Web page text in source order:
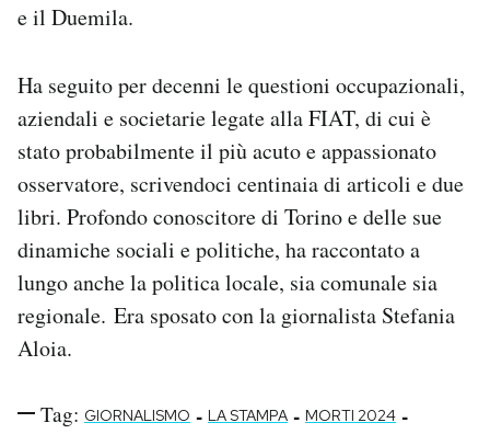
e il Duemila.
Ha seguito per decenni le questioni occupazionali,
aziendali e societarie legate alla FIAT, di cui è
stato probabilmente il più acuto e appassionato
osservatore, scrivendoci centinaia di articoli e due
libri. Profondo conoscitore di Torino e delle sue
dinamiche sociali e politiche, ha raccontato a
lungo anche la politica locale, sia comunale sia
regionale. Era sposato con la giornalista Stefania
Aloia.
Tag: GIORNALISMO - LA STAMPA - MORTI 2024 -